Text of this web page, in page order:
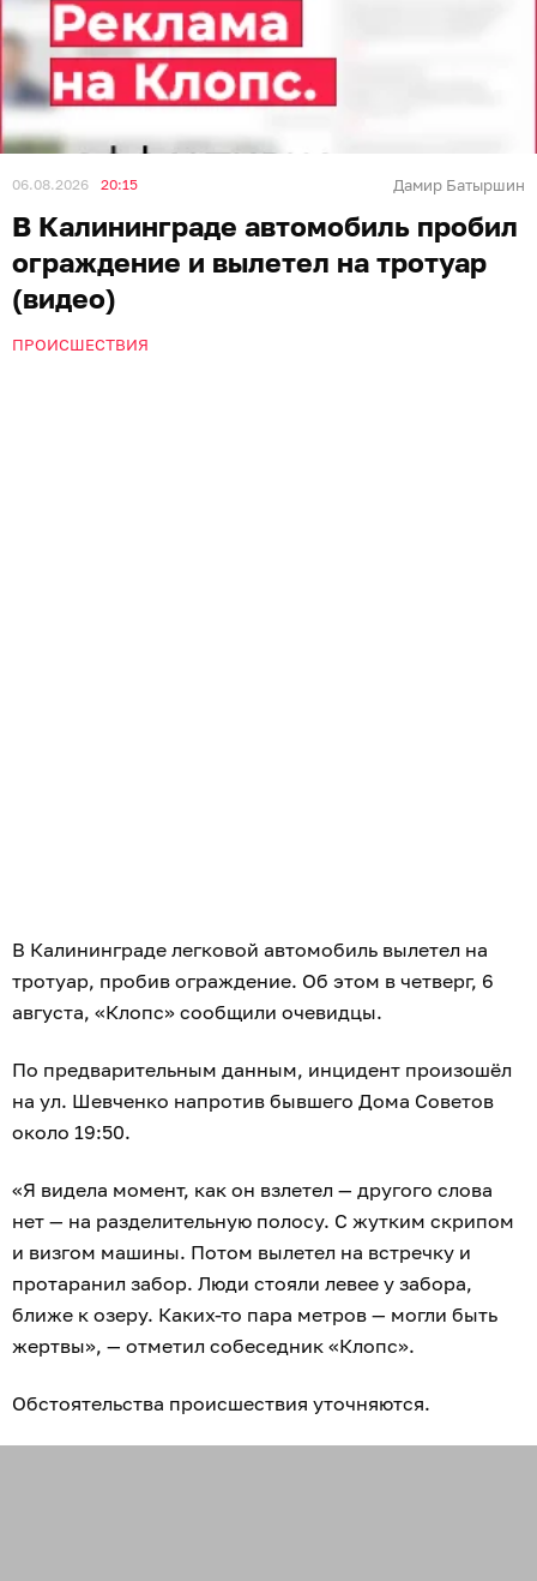
06.08.2026 20:15 Дамир Батыршин
В Калининграде автомобиль пробил
ограждение и вылетел на тротуар
(видео)
ПРОИСШЕСТВИЯ
В Калининграде легковой автомобиль вылетел на
тротуар, пробив ограждение. Об этом в четверг, 6
августа, «Клопс» сообщили очевидцы.
По предварительным данным, инцидент произошёл
на ул. Шевченко напротив бывшего Дома Советов
около 19:50.
«Я видела момент, как он взлетел — другого слова
нет — на разделительную полосу. С жутким скрипом
и визгом машины. Потом вылетел на встречку и
протаранил забор. Люди стояли левее у забора,
ближе к озеру. Каких-то пара метров — могли быть
жертвы», — отметил собеседник «Клопс».
Обстоятельства происшествия уточняются.